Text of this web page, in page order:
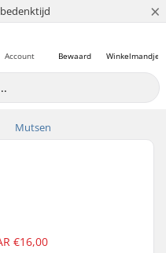
5 ×
Winkelmandje
Bewaard
Account
Mutsen
€16,00